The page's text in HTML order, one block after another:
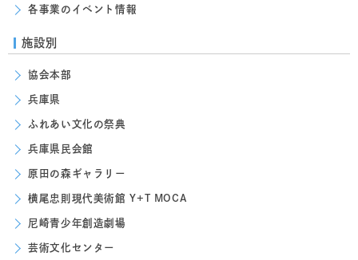
各事業のイベント情報
施設別
協会本部
兵庫県
ふれあい文化の祭典
兵庫県民会館
原田の森ギャラリー
横尾忠則現代美術館 Y+T MOCA
尼崎青少年創造劇場
芸術文化センター